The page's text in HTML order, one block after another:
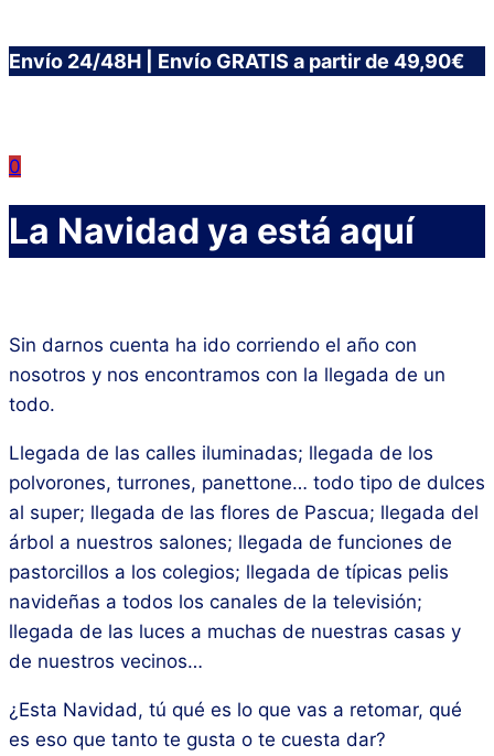
Saltar
Envío 24/48H | Envío GRATIS a partir de 49,90€
0
La Navidad ya está aquí
Sin darnos cuenta ha ido corriendo el año con
nosotros y nos encontramos con la llegada de un
todo.
Llegada de las calles iluminadas; llegada de los
polvorones, turrones, panettone… todo tipo de dulces
al super; llegada de las flores de Pascua; llegada del
árbol a nuestros salones; llegada de funciones de
pastorcillos a los colegios; llegada de típicas pelis
navideñas a todos los canales de la televisión;
llegada de las luces a muchas de nuestras casas y
de nuestros vecinos…
¿Esta Navidad, tú qué es lo que vas a retomar, qué
es eso que tanto te gusta o te cuesta dar?